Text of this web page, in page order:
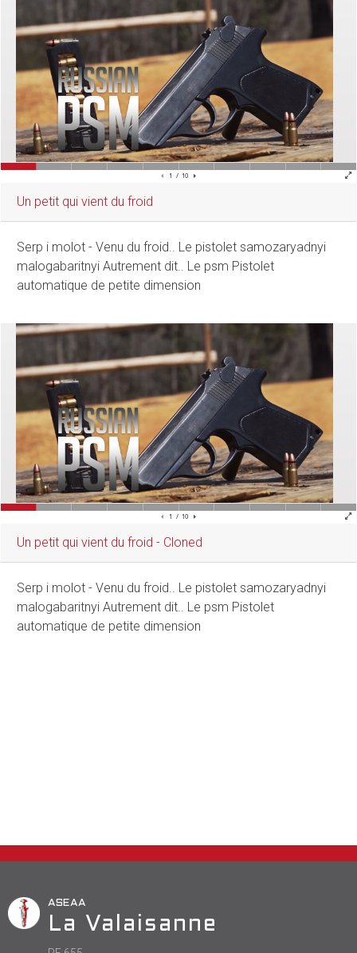
Un petit qui vient du froid
Serp i molot - Venu du froid.. Le pistolet samozaryadnyi
malogabaritnyi Autrement dit.. Le psm Pistolet
automatique de petite dimension
Un petit qui vient du froid - Cloned
Serp i molot - Venu du froid.. Le pistolet samozaryadnyi
malogabaritnyi Autrement dit.. Le psm Pistolet
automatique de petite dimension
ASEAA
La Valaisanne